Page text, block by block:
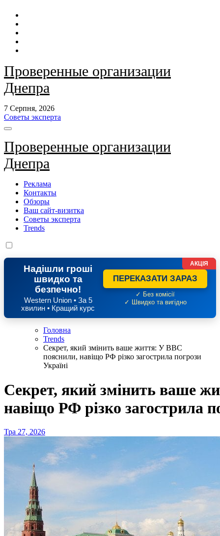
Перейти
контенту
Проверенные организации
Днепра
7 Серпня, 2026
Советы эксперта
Проверенные организации
Днепра
Реклама
Контакты
Обзоры
Ваш сайт-визитка
Советы эксперта
Trends
Надішли гроші
швидко та
безпечно!
Western Union • За 5
хвилин • Кращий курс
ПЕРЕКАЗАТИ ЗАРАЗ
✓ Без комісії
✓ Швидко та вигідно
АКЦІЯ
Головна
Trends
Секрет, який змінить ваше життя: У BBC
пояснили, навіщо РФ різко загострила погрози
Україні
Секрет, який змінить ваше
навіщо РФ різко загострила
Тра 27, 2026